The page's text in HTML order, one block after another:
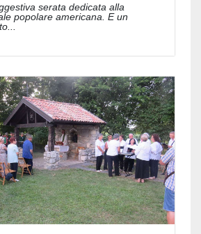
serata dedicata alla
popolare americana. E un